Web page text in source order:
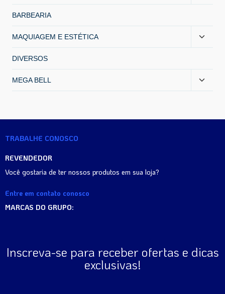
BARBEARIA
MAQUIAGEM E ESTÉTICA
DIVERSOS
MEGA BELL
TRABALHE CONOSCO
REVENDEDOR
Você gostaria de ter nossos produtos em sua loja?
Entre em contato conosco
MARCAS DO GRUPO:
Inscreva-se para receber ofertas e dicas
exclusivas!